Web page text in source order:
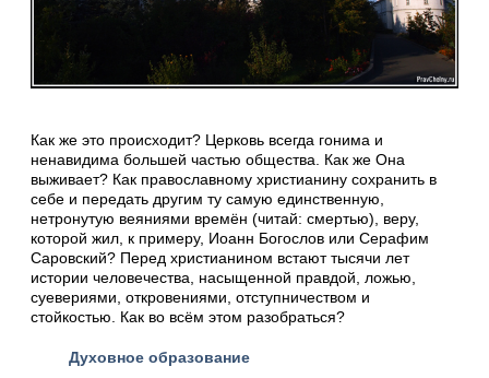
Как же это происходит? Церковь всегда гонима и
ненавидима большей частью общества. Как же Она
выживает? Как православному христианину сохранить в
себе и передать другим ту самую единственную,
нетронутую веяниями времён (читай: смертью), веру,
которой жил, к примеру, Иоанн Богослов или Серафим
Саровский? Перед христианином встают тысячи лет
истории человечества, насыщенной правдой, ложью,
суевериями, откровениями, отступничеством и
стойкостью. Как во всём этом разобраться?
Духовное образование